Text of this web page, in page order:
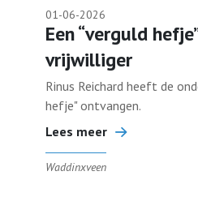
01-06-2026
Een “verguld
vrijwilliger
Rinus Reichard heeft de
hefje" ontvangen.
Lees meer
Waddinxveen